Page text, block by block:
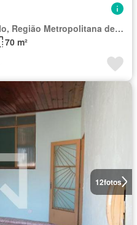
Região Imediata de São Paulo, Região Metropolitana de São Paulo
70 m²
12fotos